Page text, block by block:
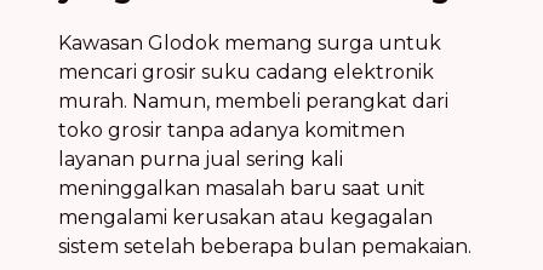
Kawasan Glodok memang surga untuk
mencari grosir suku cadang elektronik
murah. Namun, membeli perangkat dari
toko grosir tanpa adanya komitmen
layanan purna jual sering kali
meninggalkan masalah baru saat unit
mengalami kerusakan atau kegagalan
sistem setelah beberapa bulan pemakaian.